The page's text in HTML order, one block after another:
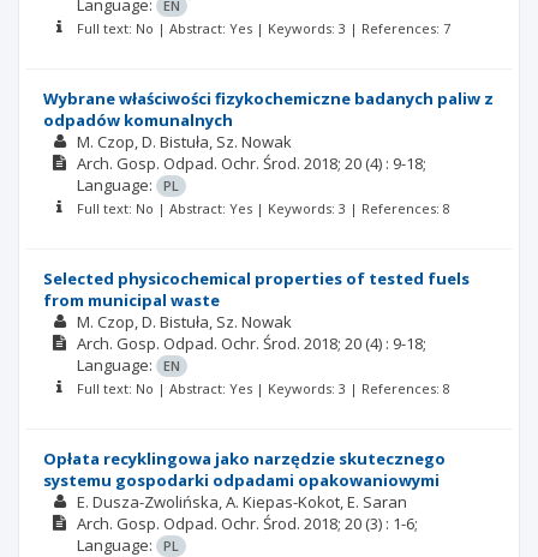
Language:
EN
Full text: No | Abstract: Yes | Keywords: 3 | References: 7
Wybrane właściwości fizykochemiczne badanych paliw z
odpadów komunalnych
M. Czop D. Bistuła Sz. Nowak
Arch. Gosp. Odpad. Ochr. Środ. 2018; 20 (4) : 9-18;
Language:
PL
Full text: No | Abstract: Yes | Keywords: 3 | References: 8
Selected physicochemical properties of tested fuels
from municipal waste
M. Czop D. Bistuła Sz. Nowak
Arch. Gosp. Odpad. Ochr. Środ. 2018; 20 (4) : 9-18;
Language:
EN
Full text: No | Abstract: Yes | Keywords: 3 | References: 8
Opłata recyklingowa jako narzędzie skutecznego
systemu gospodarki odpadami opakowaniowymi
E. Dusza-Zwolińska A. Kiepas-Kokot E. Saran
Arch. Gosp. Odpad. Ochr. Środ. 2018; 20 (3) : 1-6;
Language:
PL